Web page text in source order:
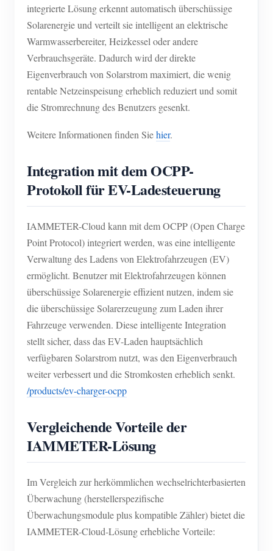
integrierte Lösung erkennt automatisch überschüssige
Solarenergie und verteilt sie intelligent an elektrische
Warmwasserbereiter, Heizkessel oder andere
Verbrauchsgeräte. Dadurch wird der direkte
Eigenverbrauch von Solarstrom maximiert, die wenig
rentable Netzeinspeisung erheblich reduziert und somit
die Stromrechnung des Benutzers gesenkt.
Weitere Informationen finden Siehier.
Integration mit dem OCPP-
Protokoll für EV-Ladesteuerung
IAMMETER-Cloud kann mit dem OCPP (Open Charge
Point Protocol) integriert werden, was eine intelligente
Verwaltung des Ladens von Elektrofahrzeugen (EV)
ermöglicht. Benutzer mit Elektrofahrzeugen können
überschüssige Solarenergie effizient nutzen, indem sie
die überschüssige Solarerzeugung zum Laden ihrer
Fahrzeuge verwenden. Diese intelligente Integration
stellt sicher, dass das EV-Laden hauptsächlich
verfügbaren Solarstrom nutzt, was den Eigenverbrauch
weiter verbessert und die Stromkosten erheblich senkt.
/products/ev-charger-ocpp
Vergleichende Vorteile der
IAMMETER-Lösung
Im Vergleich zur herkömmlichen wechselrichterbasierten
Überwachung (herstellerspezifische
Überwachungsmodule plus kompatible Zähler) bietet die
IAMMETER-Cloud-Lösung erhebliche Vorteile: